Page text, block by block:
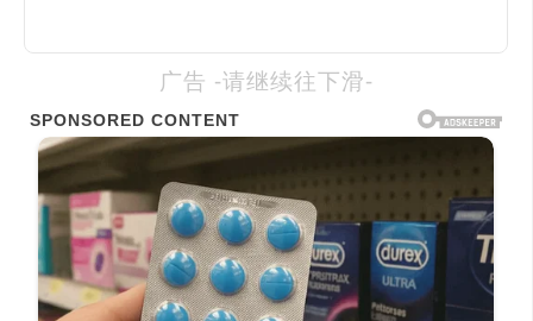
广告 -请继续往下滑-